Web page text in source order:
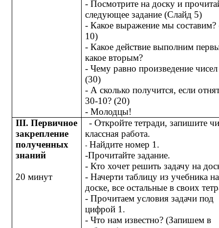
- Посмотрите на доску и
следующее задание (Слайд 5)
- Какое выражение мы
10)
- Какое действие выполним
какое вторым?
- Чему равно произведение
(30)
- А сколько получится, если
30-10? (20)
- Молодцы!
III. Первичное
закрепление
полученных
знаний
20 минут
- Откройте тетради, запишите
классная работа.
-Найдите номер 1.
-Прочитайте задание.
- Кто хочет решить задачу на
- Начерти таблицу из учебника на
доске, все остальные в своих
- Прочитаем условия задачи под
цифрой 1.
- Что нам известно? (Запишем в